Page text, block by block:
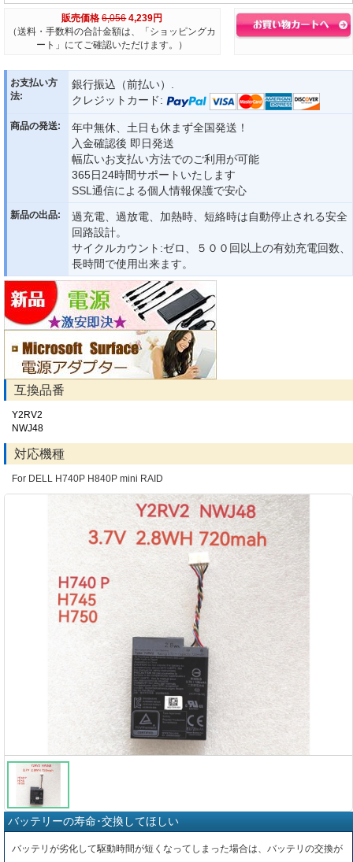
販売価格 6,056 4,239円
（送料・手数料の合計金額は、「ショッピングカ
ート」にてご確認いただけます。）
お支払い方
法:
銀行振込（前払い）.
クレジットカード:
商品の発送:
年中無休、土日も休まず全国発送！
入金確認後 即日発送
幅広いお支払い方法でのご利用が可能
365日24時間サポートいたします
SSL通信による個人情報保護で安心
新品の出品:
過充電、過放電、加熱時、短絡時は自動停止される安全
回路設計。
サイクルカウント:ゼロ、５００回以上の有効充電回数、
長時間で使用出来ます。
互換品番
Y2RV2
NWJ48
対応機種
For DELL H740P H840P mini RAID
バッテリーの寿命･交換してほしい
バッテリが劣化して駆動時間が短くなってしまった場合は、バッテリの交換が